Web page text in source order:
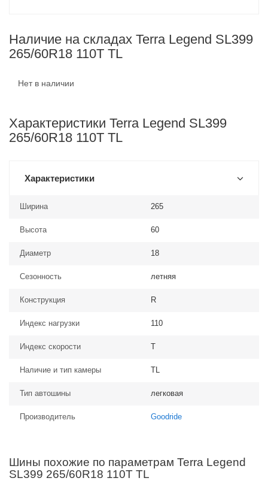
Наличие на складах Terra Legend SL399
265/60R18 110T TL
Нет в наличии
Характеристики Terra Legend SL399
265/60R18 110T TL
Характеристики
Ширина 265
Высота 60
Диаметр 18
Сезонность летняя
Конструкция R
Индекс нагрузки 110
Индекс скорости T
Наличие и тип камеры TL
Тип автошины легковая
Производитель Goodride
Шины похожие по параметрам Terra Legend
SL399 265/60R18 110T TL